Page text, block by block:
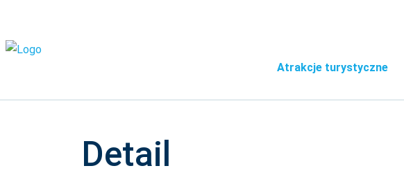
Atrakcje turystyczne
Detail